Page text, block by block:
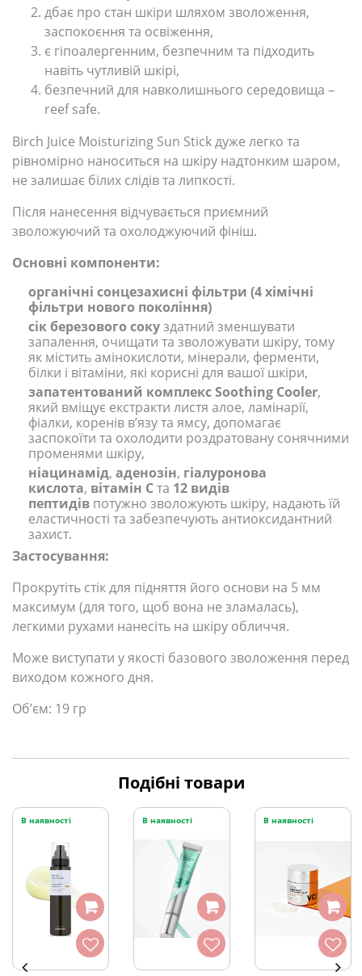
дбає про стан шкіри шляхом зволоження,
заспокоєння та освіження,
є гіпоалергенним, безпечним та підходить
навіть чутливій шкірі,
безпечний для навколишнього середовища –
reef safe.
Birch Juice Moisturizing Sun Stick дуже легко та
рівномірно наноситься на шкіру надтонким шаром,
не залишає білих слідів та липкості.
Після нанесення відчувається приємний
зволожуючий та охолоджуючий фініш.
Основні компоненти:
органічні сонцезахисні фільтри (4 хімічні
фільтри нового покоління)
сік березового сокуздатний зменшувати
запалення, очищати та зволожувати шкіру, тому
як містить амінокислоти, мінерали, ферменти,
білки і вітаміни, які корисні для вашої шкіри,
запатентований комплекс Soothing Cooler,
який вміщує екстракти листя алое, ламінарії,
фіалки, коренів в’язу та ямсу, допомагає
заспокоїти та охолодити роздратовану сонячними
променями шкіру,
ніацинамід, аденозін, гіалуронова
кислота, вітамін Ста 12 видів
пептидів потужно зволожують шкіру, надають їй
еластичності та забезпечують антиоксидантний
захист.
Застосування:
Прокрутіть стік для підняття його основи на 5 мм
максимум (для того, щоб вона не зламалась),
легкими рухами нанесіть на шкіру обличчя.
Може виступати у якості базового зволоження перед
виходом кожного дня.
Обʼєм: 19 гр
Подібні товари
В наявності В наявності В наявності